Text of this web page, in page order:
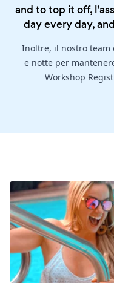
and to top it off,
day every day,
Inoltre, il nostro
e notte per
Workshop